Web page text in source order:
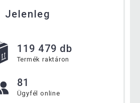
Jelenleg
119 479 db
Termék raktáron
81
Ügyfél online